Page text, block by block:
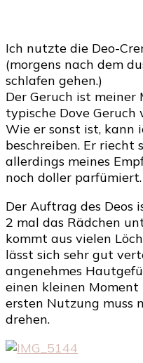
Ich nutzte die Deo-
(morgens nach dem
schlafen gehen.)
Der Geruch ist
typische Dove
Wie er sonst ist, kann
beschreiben. Er riecht
allerdings meines
noch doller parfümiert.
Der Auftrag des Deos
2 mal das Rädchen
kommt aus vielen
lässt sich sehr gut
angenehmes
einen kleinen Moment
ersten Nutzung muss
drehen.